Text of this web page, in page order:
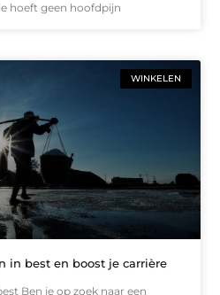
hoeft geen hoofdpijn
WINKELEN
in best en boost je carrière
Ben je op zoek naar een